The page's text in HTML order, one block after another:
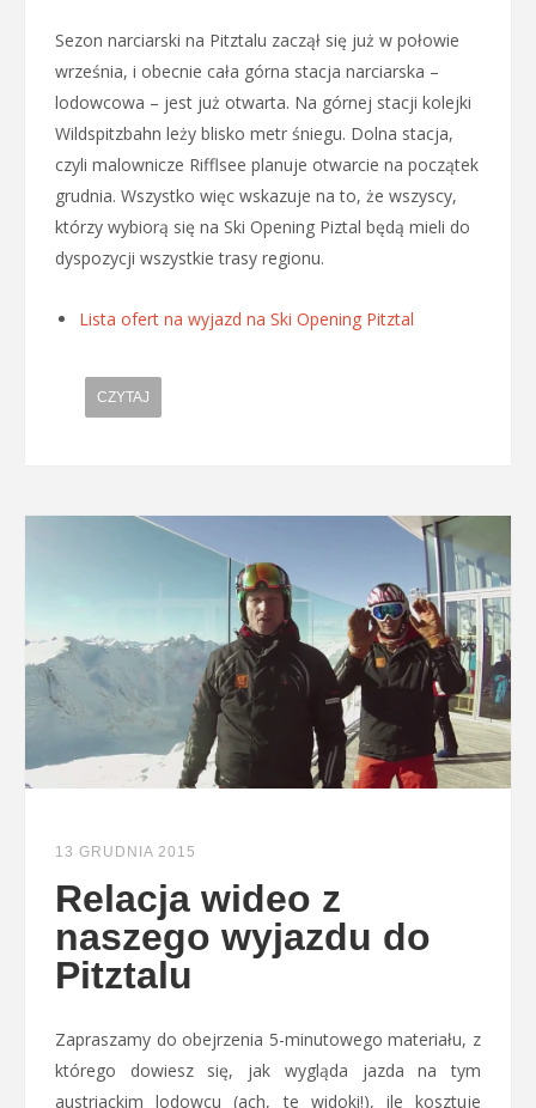
Sezon narciarski na Pitztalu zaczął się już w połowie
września, i obecnie cała górna stacja narciarska –
lodowcowa – jest już otwarta. Na górnej stacji kolejki
Wildspitzbahn leży blisko metr śniegu. Dolna stacja,
czyli malownicze Rifflsee planuje otwarcie na początek
grudnia. Wszystko więc wskazuje na to, że wszyscy,
którzy wybiorą się na Ski Opening Piztal będą mieli do
dyspozycji wszystkie trasy regionu.
Lista ofert na wyjazd na Ski Opening Pitztal
CZYTAJ
13 GRUDNIA 2015
Relacja wideo z
naszego wyjazdu do
Pitztalu
Zapraszamy do obejrzenia 5-minutowego materiału, z
którego dowiesz się, jak wygląda jazda na tym
austriackim lodowcu (ach, te widoki!), ile kosztuje